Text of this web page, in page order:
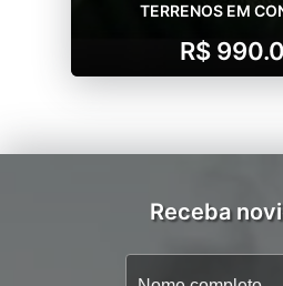
TERRENOS EM
R$
Receba